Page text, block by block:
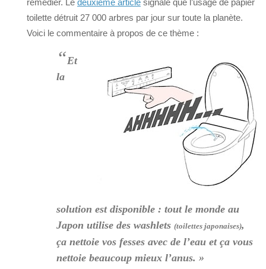
remédier. Le deuxième article signale que l’usage de papier
toilette détruit 27 000 arbres par jour sur toute la planète.
Voici le commentaire à propos de ce thème :
“Et
la
solution est disponible : tout le monde au
Japon utilise des washlets (toilettes japonaises),
ça nettoie vos fesses avec de l’eau et ça vous
nettoie beaucoup mieux l’anus. »